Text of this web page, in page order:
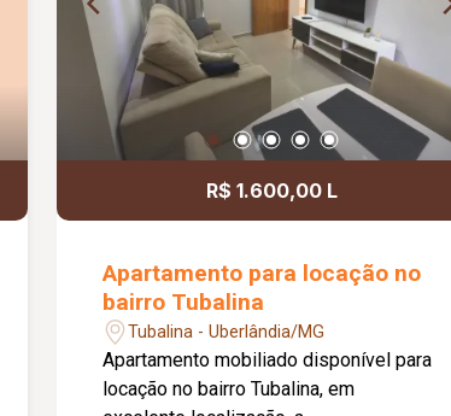
R$ 1.600,00 L
Apartamento para locação no
bairro Tubalina
Tubalina - Uberlândia/MG
Apartamento mobiliado disponível para
locação no bairro Tubalina, em